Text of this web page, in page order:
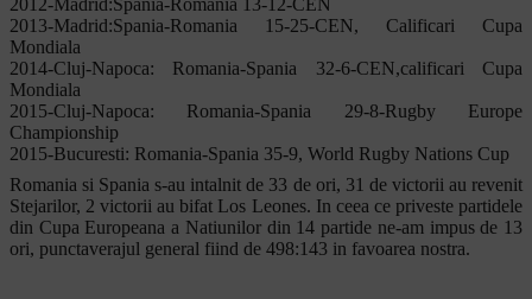
2012-Madrid:Spania-Romania 13-12-CEN
2013-Madrid:Spania-Romania 15-25-CEN, Calificari Cupa
Mondiala
2014-Cluj-Napoca: Romania-Spania 32-6-CEN,calificari Cupa
Mondiala
2015-Cluj-Napoca: Romania-Spania 29-8-Rugby Europe
Championship
2015-Bucuresti: Romania-Spania 35-9, World Rugby Nations Cup
Romania si Spania s-au intalnit de 33 de ori, 31 de victorii au revenit
Stejarilor, 2 victorii au bifat Los Leones. In ceea ce priveste partidele
din Cupa Europeana a Natiunilor din 14 partide ne-am impus de 13
ori, punctaverajul general fiind de 498:143 in favoarea nostra.